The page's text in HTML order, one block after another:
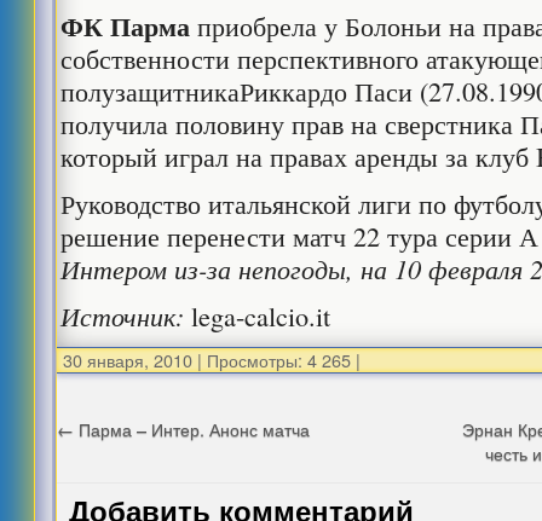
ФК Парма приобрела у Болоньи на
собственности перспективного
полузащитникаРиккардо Паси
получила половину прав на сверстника
который играл на правах аренды за
Руководство итальянской лиги по
решение перенести матч 22 тура серии
Интером из-за непогоды, на 10 февраля
Источник:lega-calcio.it
30 января, 2010 | Просмотры: 4 265 |
← Парма – Интер. Анонс матча
Эрнан
честь
Добавить комментарий